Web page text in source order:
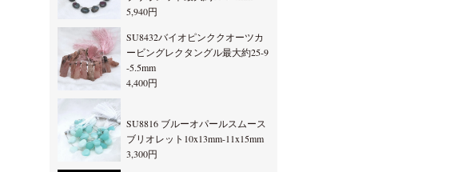
5,940円
SU8432バイオピンククオーツカ
ービングレクタングル最大約25-9
-5.5mm
4,400円
SU8816 ブルーオパールスムース
ブリオレット10x13mm-11x15mm
3,300円